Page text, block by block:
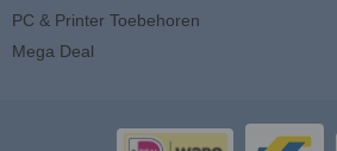
PC & Printer Toebehoren
Mega Deal